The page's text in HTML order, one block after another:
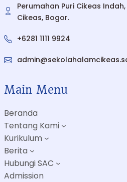
Perumahan Puri Cikeas
Cikeas, Bogor.
+6281 1111 9924
Main Menu
Beranda
Tentang Kami
Kurikulum
Berita
Hubungi SAC
Admission